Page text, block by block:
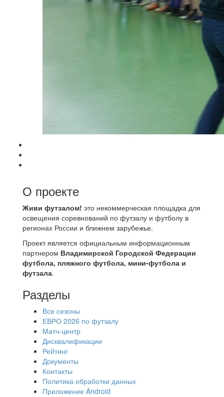
О проекте
Живи футзалом! это некоммерческая площадка для
освещения соревнований по футзалу и футболу в
регионах России и ближнем зарубежье.
Проект является официальным информационным
партнером Владимирской Городской Федерации
футбола, пляжного футбола, мини-футбола и
футзала.
Разделы
Все сезоны
ЕВРО 2026 по футзалу
Матч-центр
Дисквалификации
Рейтинг
Документы
Контакты
Политика обработки данных
Приложение Android